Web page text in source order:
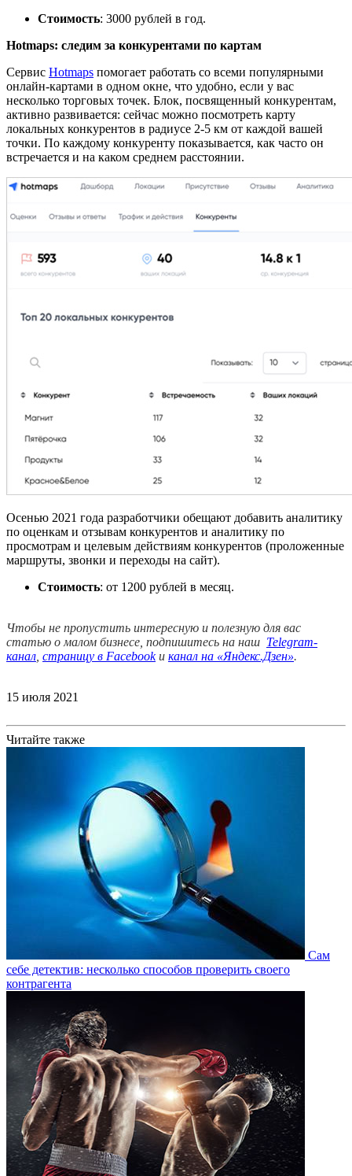
Стоимость: 3000 рублей в год.
Hotmaps: следим за конкурентами по картам
Сервис Hotmaps помогает работать со всеми популярными
онлайн-картами в одном окне, что удобно, если у вас
несколько торговых точек. Блок, посвященный конкурентам,
активно развивается: сейчас можно посмотреть карту
локальных конкурентов в радиусе 2-5 км от каждой вашей
точки. По каждому конкуренту показывается, как часто он
встречается и на каком среднем расстоянии.
Осенью 2021 года разработчики обещают добавить аналитику
по оценкам и отзывам конкурентов и аналитику по
просмотрам и целевым действиям конкурентов (проложенные
маршруты, звонки и переходы на сайт).
Стоимость: от 1200 рублей в месяц.
Чтобы не пропустить интересную и полезную для вас
статью о малом бизнесе, подпишитесь на наш Telegram-
канал, страницу в Facebookи канал на «Яндекс.Дзен».
15 июля 2021
Читайте также
Сам
себе детектив: несколько способов проверить своего
контрагента